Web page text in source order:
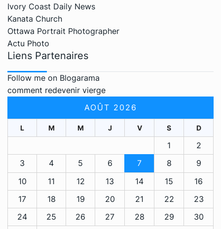
Ivory Coast Daily News
Kanata Church
Ottawa Portrait Photographer
Actu Photo
Liens Partenaires
Follow me on Blogarama
comment redevenir vierge
AOÛT 2026
L M M J V S D
1
2
3
4 5 6 7 8
9
10
11 12 13 14 15
16
17
18 19 20 21 22
23
24
25 26 27 28 29
30